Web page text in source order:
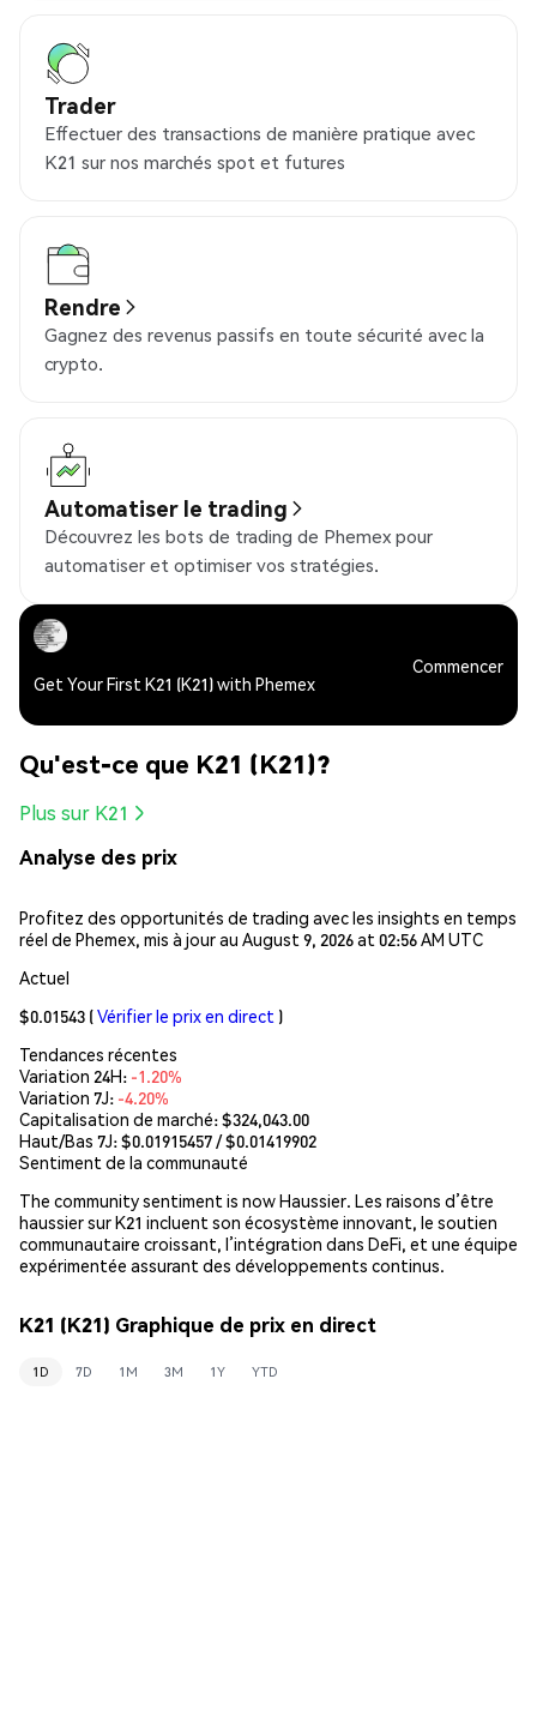
Trader
Effectuer des transactions de manière pratique avec
K21 sur nos marchés spot et futures
Rendre
Gagnez des revenus passifs en toute sécurité avec la
crypto.
Automatiser le trading
Découvrez les bots de trading de Phemex pour
automatiser et optimiser vos stratégies.
Get Your First K21 (K21) with Phemex
Commencer
Qu'est-ce que K21 (K21)?
Plus sur K21
Analyse des prix
Profitez des opportunités de trading avec les insights en temps
réel de Phemex, mis à jour au August 9, 2026 at 02:56 AM UTC
Actuel
$0.01543 (Vérifier le prix en direct )
Tendances récentes
Variation 24H: -1.20%
Variation 7J: -4.20%
Capitalisation de marché:$324,043.00
Haut/Bas 7J: $0.01915457/ $0.01419902
Sentiment de la communauté
The community sentiment is now Haussier. Les raisons d’être
haussier sur K21 incluent son écosystème innovant, le soutien
communautaire croissant, l’intégration dans DeFi, et une équipe
expérimentée assurant des développements continus.
K21 (K21) Graphique de prix en direct
1D 7D 1M 3M 1Y YTD